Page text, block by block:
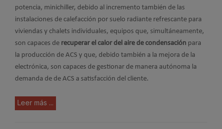
potencia, minichiller, debido al incremento también de las
instalaciones de calefacción por suelo radiante refrescante para
viviendas y chalets individuales, equipos que, simultáneamente,
son capaces de recuperar el calor del aire de condensación para
la producción de ACS y que, debido también a la mejora de la
electrónica, son capaces de gestionar de manera autónoma la
demanda de de ACS a satisfacción del cliente.
Leer más ...